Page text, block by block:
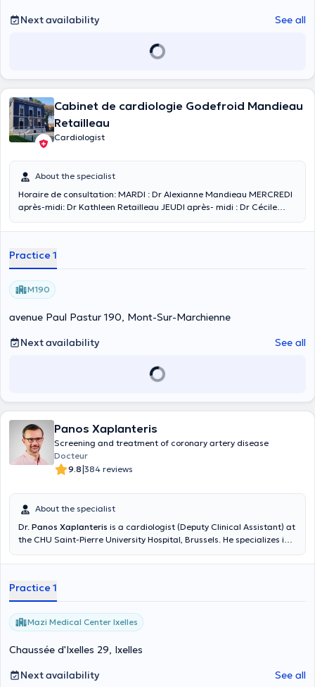
Next availability
See all
Cabinet de cardiologie Godefroid Mandieau
Retailleau
Cardiologist
About the specialist
Horaire de consultation: MARDI : Dr Alexianne Mandieau MERCREDI
après-midi: Dr Kathleen Retailleau JEUDI après- midi : Dr Cécile
Practice 1
M190
avenue Paul Pastur 190, Mont-Sur-Marchienne
Next availability
See all
Panos Xaplanteris
Screening and treatment of coronary artery disease
Docteur
9.8|384 reviews
About the specialist
Dr. Panos Xaplanteris is a cardiologist (Deputy Clinical Assistant) at
the CHU Saint-Pierre University Hospital, Brussels. He specializes in
coronary angioplasty with implantation of stents (coronary stents).
hesitate to contact the doctor by email panosxap@gmail. com or
directly on his mobile phone.
Practice 1
Mazi Medical Center Ixelles
Chaussée d'Ixelles 29, Ixelles
Next availability
See all